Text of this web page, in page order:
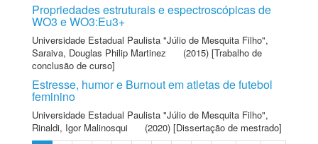
Propriedades estruturais e espectroscópicas de
WO3 e WO3:Eu3+
Universidade Estadual Paulista "Júlio de Mesquita Filho",
Saraiva, Douglas Philip Martinez
(2015) [Trabalho de
conclusão de curso]
Estresse, humor e Burnout em atletas de futebol
feminino
Universidade Estadual Paulista "Júlio de Mesquita Filho",
Rinaldi, Igor Malinosqui
(2020) [Dissertação de mestrado]